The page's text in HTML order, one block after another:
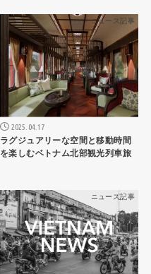
ニュース記事
2025.04.17
ラグジュアリーな空間と移動時間
を楽しむベトナム北部観光列車旅
ニュース記事